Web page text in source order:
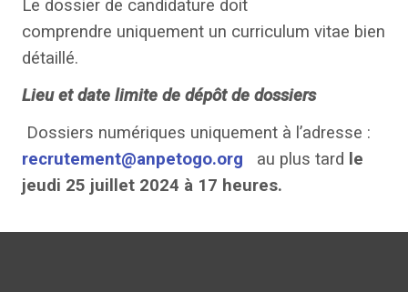
Le dossier de candidature doit
comprendre uniquement un curriculum vitae bien
détaillé.
Lieu et date limite de dépôt de dossiers
Dossiers numériques uniquement à l’adresse :
recrutement@anpetogo.org au plus tard le
jeudi 25 juillet 2024 à 17 heures.